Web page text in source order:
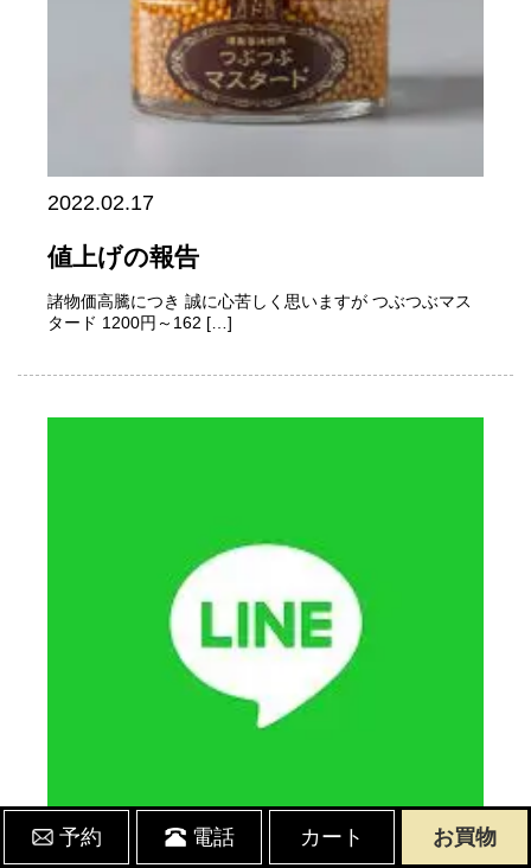
2022.02.17
値上げの報告
諸物価高騰につき 誠に心苦しく思いますが つぶつぶマス
タード 1200円～162 […]
予約 電話 カート お買物